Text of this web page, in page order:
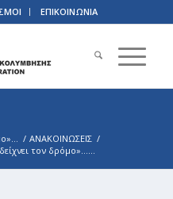
ΕΠΙΚΟΙΝΩΝΙΑ
/ ΑΝΑΚΟΙΝΩΣΕΙΣ /
τον δρόµο»…...